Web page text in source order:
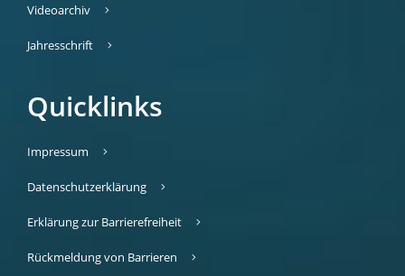
Videoarchiv
Jahresschrift
Quicklinks
Impressum
Datenschutzerklärung
Erklärung zur Barrierefreiheit
Rückmeldung von Barrieren